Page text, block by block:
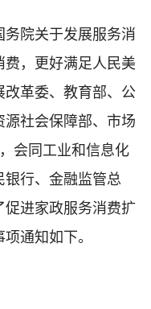
院关于发展服务消
，更好满足人民美
革委、教育部、公
社会保障部、市场
会同工业和信息化
行、金融监管总
进家政服务消费扩
通知如下。